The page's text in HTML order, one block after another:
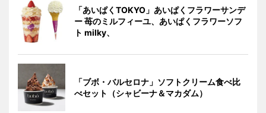
「あいぱくTOKYO」あいぱくフラワーサンデ
ー 苺のミルフィーユ、あいぱくフラワーソフ
ト milky、
「ブボ・バルセロナ」ソフトクリーム食べ比
べセット（シャビーナ＆マカダム）